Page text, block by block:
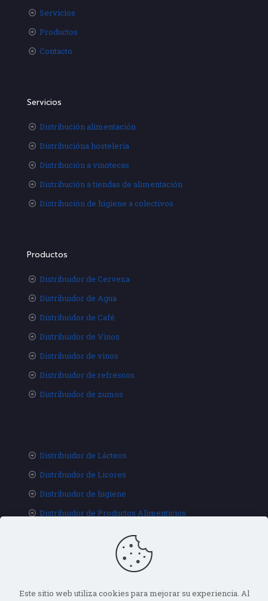
Servicios
Productos
Contacto
Servicios
Distribución alimentación
Distribucióna hostelería
Distribución a vinotecas
Distribución a tiendas de alimentación
Distribución de higiene a colectivos
Productos
Distribuidor de Cerveza
Distribuidor de Agua
Distribuidor de Café
Distribuidor de Vinos
Distribuidor de vinos
Distribuidor de refrescos
Distribuidor de zumos
Distribuidor de Lácteos
Distribuidor de Licores
Distribuidor de higiene
Distribuidor de Productos Alimenticios
Este sitio web utiliza cookies para mejorar su experiencia. Al